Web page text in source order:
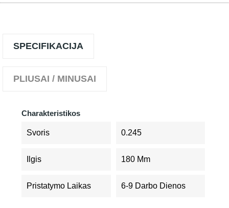
SPECIFIKACIJA
PLIUSAI / MINUSAI
Charakteristikos
Svoris 0.245
Ilgis 180 Mm
Pristatymo Laikas 6-9 Darbo Dienos